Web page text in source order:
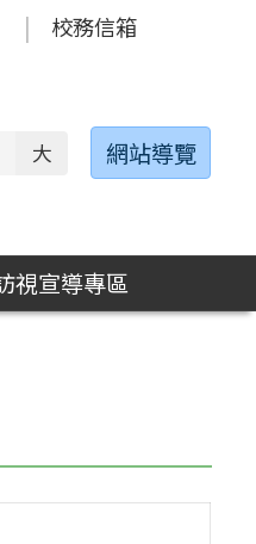
校務信箱
大 網站導覽
視宣導專區